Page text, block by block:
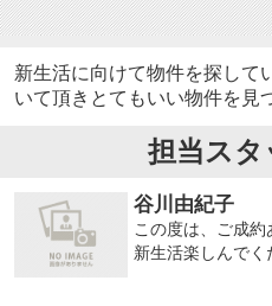
新生活に向けて物件を探して
いて頂きとてもいい物件を見
担当スタ
谷川由紀子
この度は、ご成
新生活楽しんでく